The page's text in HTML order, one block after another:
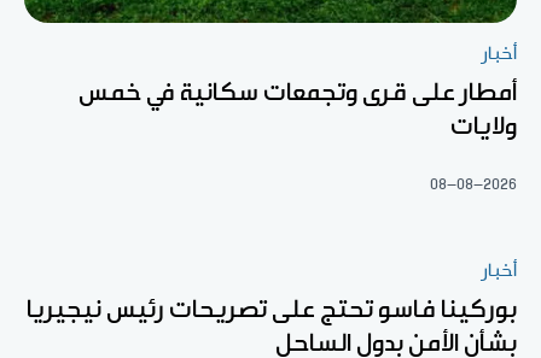
أخبار
أمطار على قرى وتجمعات سكانية في خمس
ولايات
08-08-2026
أخبار
بوركينا فاسو تحتج على تصريحات رئيس نيجيريا
بشأن الأمن بدول الساحل